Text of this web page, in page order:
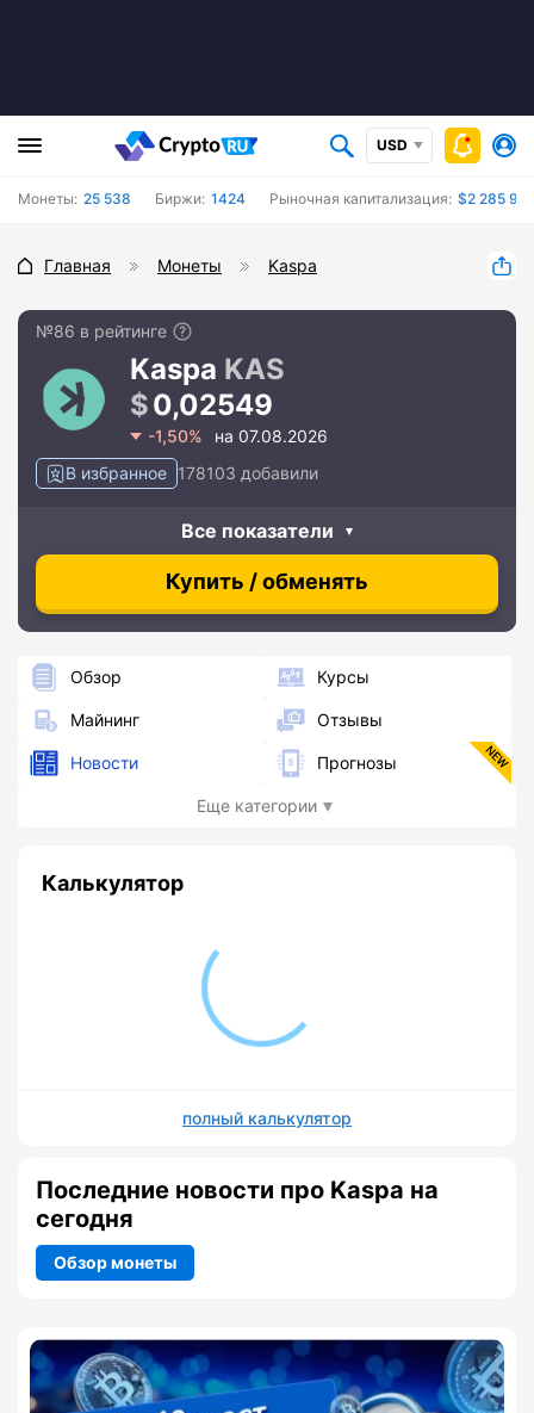
USD
Монеты: 25 538 Биржи: 1424 Рыночная капитализация: $2 285
Главная Монеты Kaspa
№86 в рейтинге
Kaspa KAS
0,02549
-1,50%
на 07.08.2026
В избранное 178103 добавили
Все показатели
Купить / обменять
Обзор Курсы
Майнинг Отзывы
Новости Прогнозы
Еще категории
Калькулятор
полный калькулятор
Последние новости про Kaspa на
сегодня
Обзор монеты